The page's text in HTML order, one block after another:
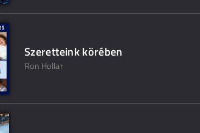
Szeretteink körében
Ron Hollar